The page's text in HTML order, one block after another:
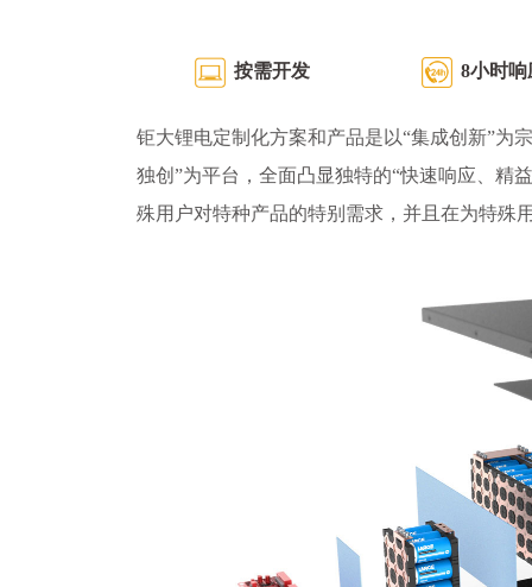
按需开发 8小时响
钜大锂电定制化方案和产品是以“集成创新”为
独创”为平台，全面凸显独特的“快速响应、精
殊用户对特种产品的特别需求，并且在为特殊